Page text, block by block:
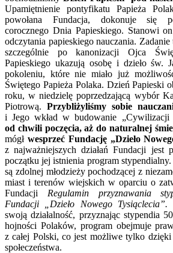
Upamiętnienie pontyfikatu Papieża
powołana Fundacja, dokonuje się
corocznego Dnia Papieskiego. Stanowi
odczytania papieskiego nauczania.
szczególnie po kanonizacji Ojca
Papieskiego ukazują osobę i dzieło św.
pokoleniu, które nie miało już
Świętego Papieża Polaka. Dzień Papieski
roku, w niedzielę poprzedzającą wybór
Piotrową. Przybliżyliśmy sobie
i Jego wkład w budowanie „Cywilizacji
od chwili poczęcia, aż do naturalnej
mógł wesprzeć Fundację „Dzieło
z najważniejszych działań Fundacji jest
początku jej istnienia program
są zdolnej młodzieży pochodzącej z
miast i terenów wiejskich w oparciu o
Fundacji Regulamin przyznawania
Fundacji „Dzieło Nowego Tysiąclecia”.
swoją działalność, przyznając stypendia
hojności Polaków, program obejmuje
z całej Polski, co jest możliwe tylko
społeczeństwa.